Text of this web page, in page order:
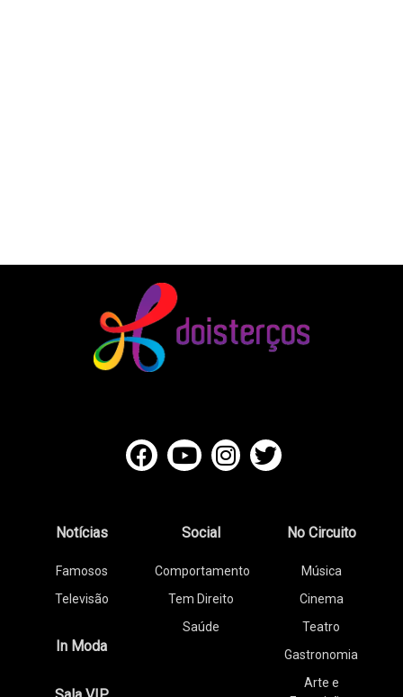
Notícias
Famosos
Televisão
In Moda
Social
Comportamento
Tem Direito
Saúde
No Circuito
Música
Cinema
Teatro
Gastronomia
Arte e